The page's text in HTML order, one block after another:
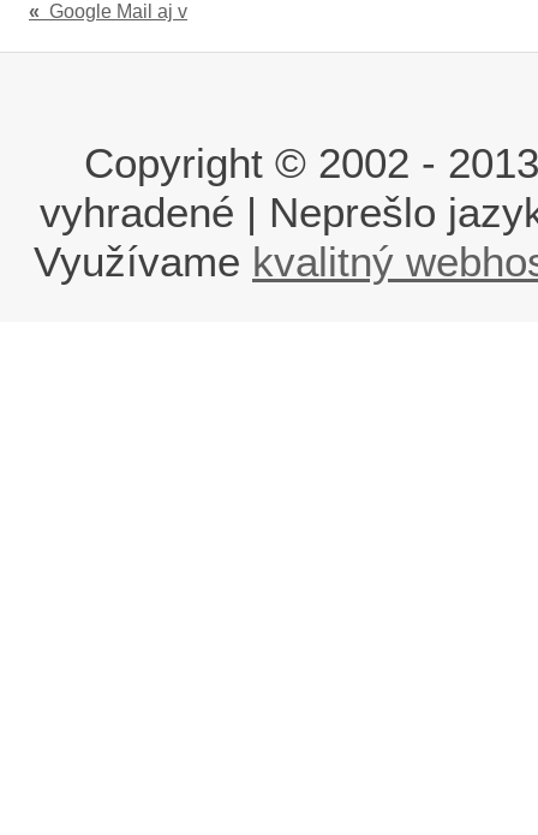
« Google Mail aj v
Copyright © 2002 -
vyhradené | Neprešlo
Využívame kvalitný